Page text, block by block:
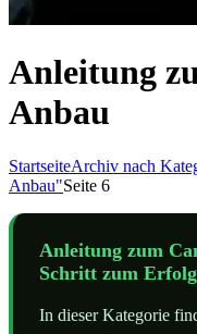
Anleitung
Anbau
StartseiteArchiv nach
Anbau"Seite 6
Anleitung zum
Schritt zum Erfolg
In dieser Kategorie